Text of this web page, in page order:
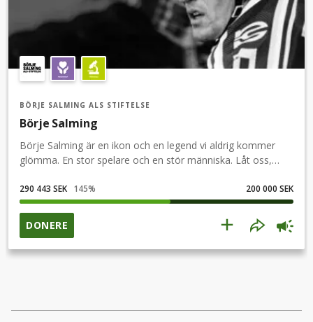
BÖRJE SALMING ALS STIFTELSE
Börje Salming
Börje Salming är en ikon och en legend vi aldrig kommer
glömma. En stor spelare och en stör människa. Låt oss,
och ta fighten mot ALS.
290 443 SEK 145% 200 000 SEK
DONERE